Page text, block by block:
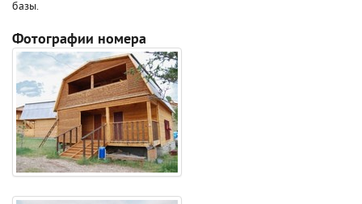
базы.
Фотографии номера